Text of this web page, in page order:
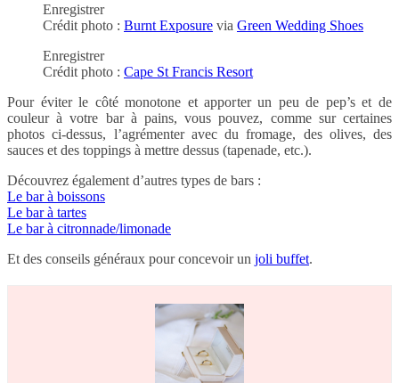
Enregistrer
Crédit photo : Burnt Exposure via Green Wedding Shoes
Enregistrer
Crédit photo : Cape St Francis Resort
Pour éviter le côté monotone et apporter un peu de pep’s et de
couleur à votre bar à pains, vous pouvez, comme sur certaines
photos ci-dessus, l’agrémenter avec du fromage, des olives, des
sauces et des toppings à mettre dessus (tapenade, etc.).
Découvrez également d’autres types de bars :
Le bar à boissons
Le bar à tartes
Le bar à citronnade/limonade
Et des conseils généraux pour concevoir un joli buffet.